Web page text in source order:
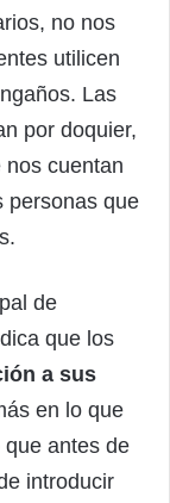
no nos
utilicen
Las
por doquier,
nos cuentan
personas que
de
que los
a sus
en lo que
antes de
introducir